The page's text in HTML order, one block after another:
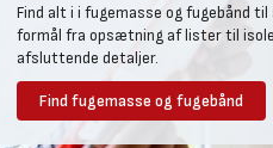
Find alt i i fugemasse og fugebånd til
formål fra opsætning af lister til
afsluttende detaljer.
Find fugemasse og fugebånd